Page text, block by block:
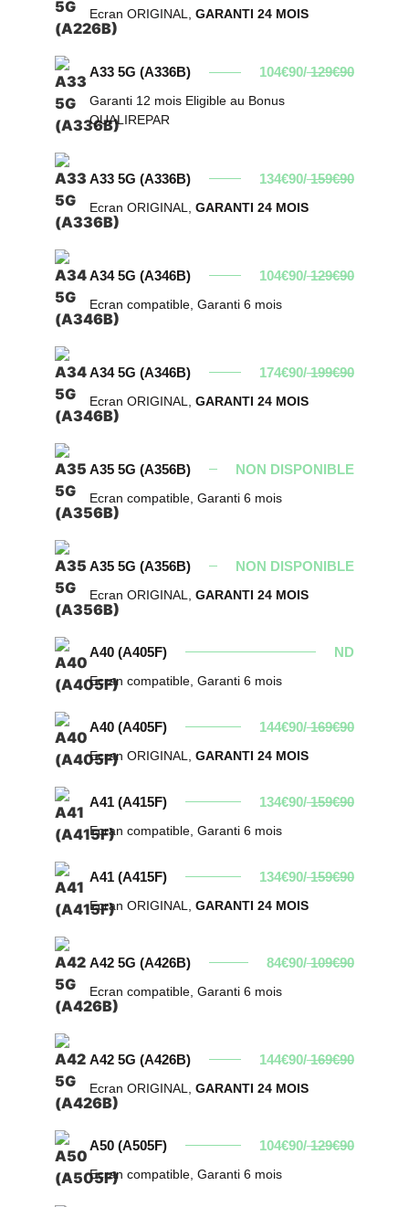
Ecran ORIGINAL,GARANTI 24 MOIS
A33 5G (A336B) 104€90/129€90
Garanti 12 mois Eligible au Bonus
QUALIREPAR
A33 5G (A336B) 134€90/159€90
Ecran ORIGINAL,GARANTI 24 MOIS
A34 5G (A346B) 104€90/129€90
Ecran compatible, Garanti 6 mois
A34 5G (A346B) 174€90/199€90
Ecran ORIGINAL,GARANTI 24 MOIS
A35 5G (A356B) NON DISPONIBLE
Ecran compatible, Garanti 6 mois
A35 5G (A356B) NON DISPONIBLE
Ecran ORIGINAL,GARANTI 24 MOIS
A40 (A405F) ND
Ecran compatible, Garanti 6 mois
A40 (A405F) 144€90/169€90
Ecran ORIGINAL,GARANTI 24 MOIS
A41 (A415F) 134€90/159€90
Ecran compatible, Garanti 6 mois
A41 (A415F) 134€90/159€90
Ecran ORIGINAL,GARANTI 24 MOIS
A42 5G (A426B) 84€90/109€90
Ecran compatible, Garanti 6 mois
A42 5G (A426B) 144€90/169€90
Ecran ORIGINAL,GARANTI 24 MOIS
A50 (A505F) 104€90/129€90
Ecran compatible, Garanti 6 mois